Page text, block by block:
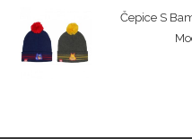
Čepice S